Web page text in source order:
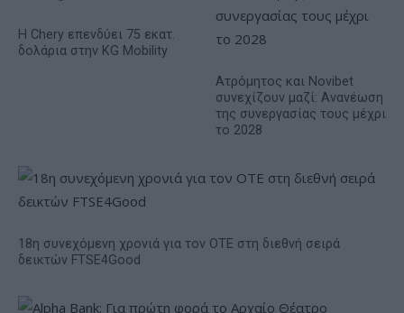
Η Chery επενδύει 75 εκατ.
δολάρια στην KG Mobility
Ατρόμητος και Novibet
συνεχίζουν μαζί: Ανανέωση
της συνεργασίας τους μέχρι
το 2028
18η συνεχόμενη χρονιά για τον ΟΤΕ στη διεθνή σειρά
δεικτών FTSE4Good